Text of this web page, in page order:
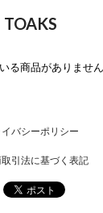
TOAKS
る商品がありません
イバシーポリシー
引法に基づく表記